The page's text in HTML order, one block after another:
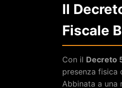
Il
Fiscale
Con il Decreto
presenza fisica
Abbinata a una